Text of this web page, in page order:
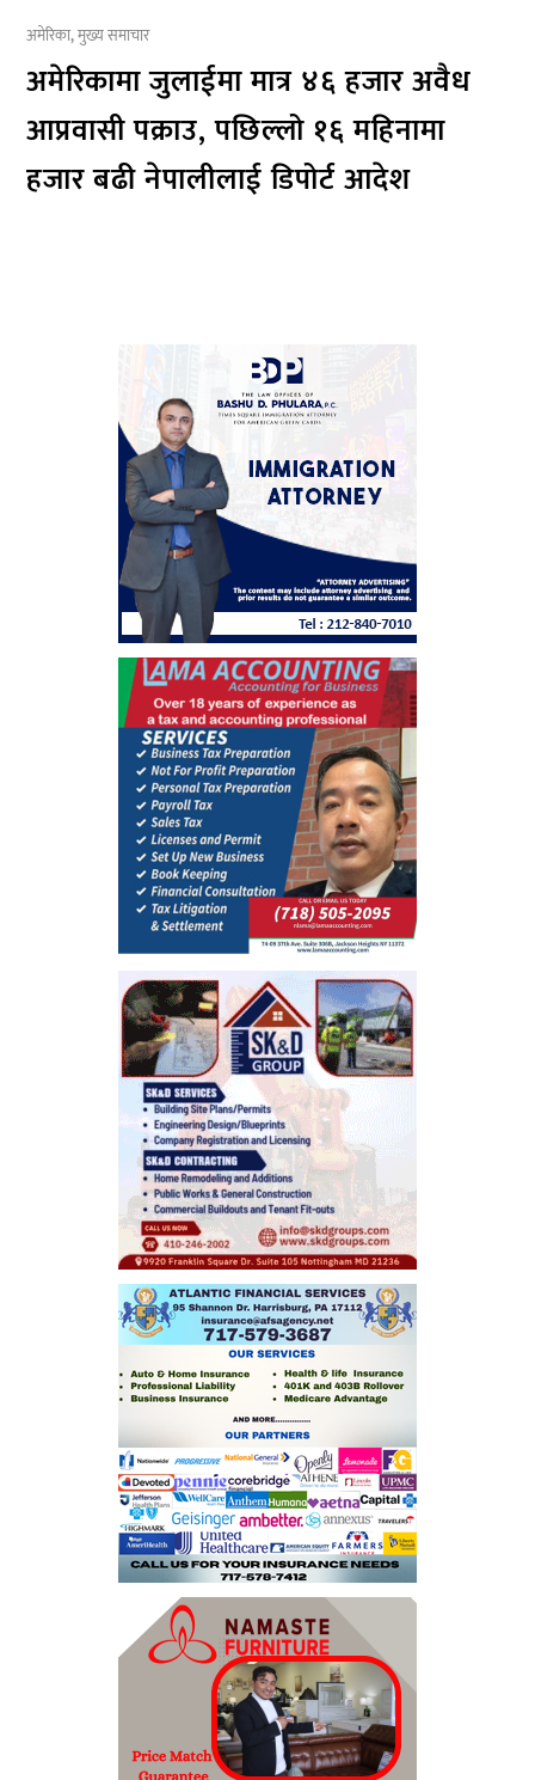
अमेरिका,मुख्य समाचार
अमेरिकामा जुलाईमा मात्र ४६ हजार अवैध
आप्रवासी पक्राउ, पछिल्लो १६ महिनामा
हजार बढी नेपालीलाई डिपोर्ट आदेश